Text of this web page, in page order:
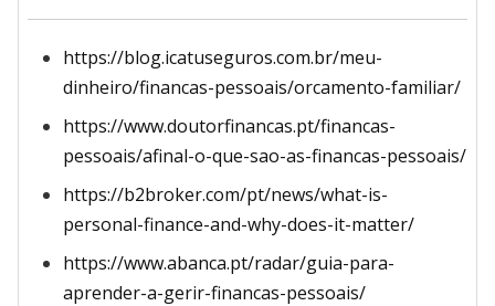
https://blog.icatuseguros.com.br/meu-
dinheiro/financas-pessoais/orcamento-familiar/
https://www.doutorfinancas.pt/financas-
pessoais/afinal-o-que-sao-as-financas-pessoais/
https://b2broker.com/pt/news/what-is-
personal-finance-and-why-does-it-matter/
https://www.abanca.pt/radar/guia-para-
aprender-a-gerir-financas-pessoais/